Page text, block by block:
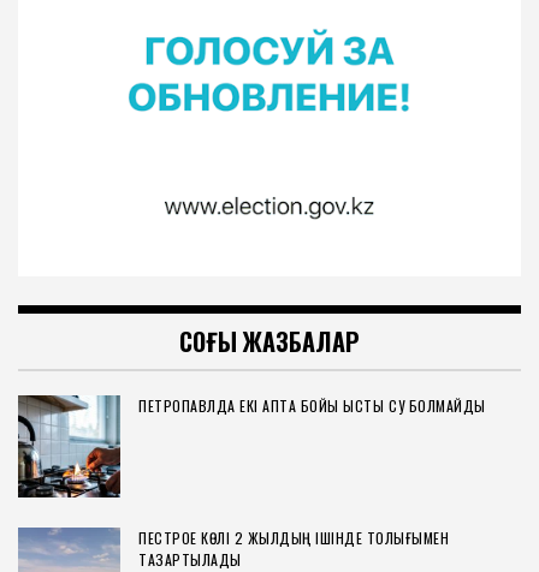
СОҢҒЫ ЖАЗБАЛАР
ПЕТРОПАВЛДА ЕКІ АПТА БОЙЫ ЫСТЫҚ СУ БОЛМАЙДЫ
ПЕСТРОЕ КӨЛІ 2 ЖЫЛДЫҢ ІШІНДЕ ТОЛЫҒЫМЕН
ТАЗАРТЫЛАДЫ